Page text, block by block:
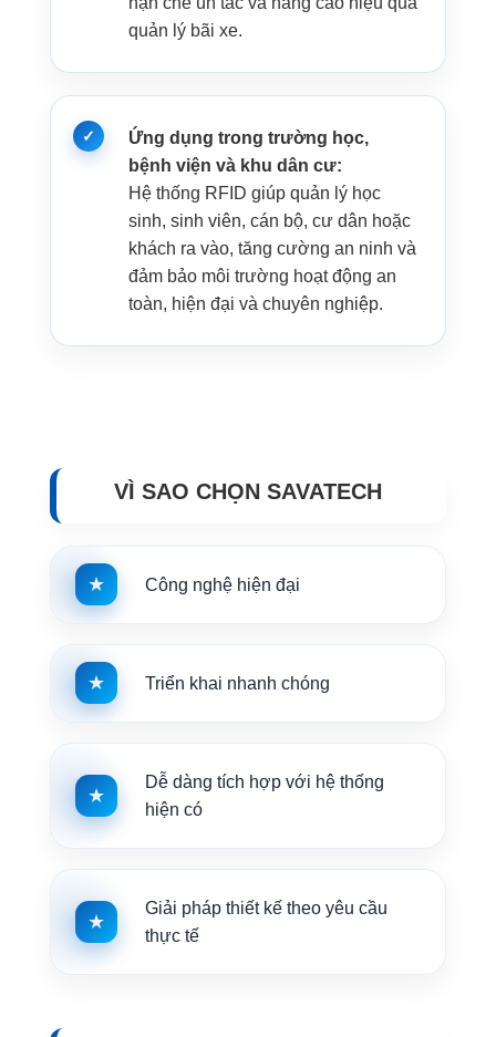
quản lý bãi xe.
Ứng dụng trong trường học,
bệnh viện và khu dân cư:
Hệ thống RFID giúp quản lý học
sinh, sinh viên, cán bộ, cư dân hoặc
khách ra vào, tăng cường an ninh và
đảm bảo môi trường hoạt động an
toàn, hiện đại và chuyên nghiệp.
VÌ SAO CHỌN SAVATECH
Công nghệ hiện đại
Triển khai nhanh chóng
Dễ dàng tích hợp với hệ thống
hiện có
Giải pháp thiết kế theo yêu cầu
thực tế